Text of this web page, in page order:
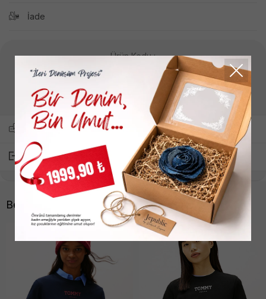
İade
Ürün Kodu :
W6GP17K2946
Yukarıdaki ürün kodunu kullanarak müşteri hizmetlerimizden
bilgi alıp sipariş oluşturabilirsiniz.
Arkadaşına Sor
Paylaş
Benzer Ürünler